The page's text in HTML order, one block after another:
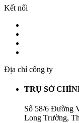
Kết nối
Địa chỉ công ty
TRỤ SỞ
Số 58/6 Đường
Long Trường,